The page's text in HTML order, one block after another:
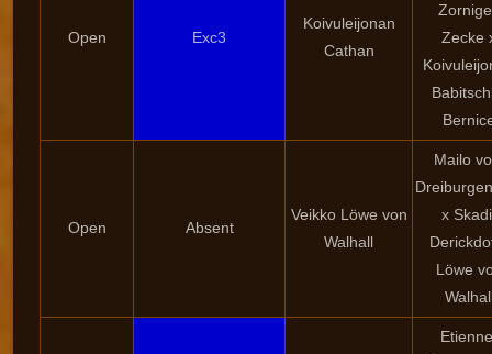
Open Exc3
Koivuleijonan
Cathan
Zecke
Open Absent
Veikko Löwe von
Walhall
Mailo
x
Löwe